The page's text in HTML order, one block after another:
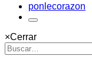
ponlecorazon
×Cerrar